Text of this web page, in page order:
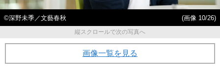
©深野未季／文藝春秋
(画像 10/26)
縦スクロールで次の写真へ
画像一覧を見る